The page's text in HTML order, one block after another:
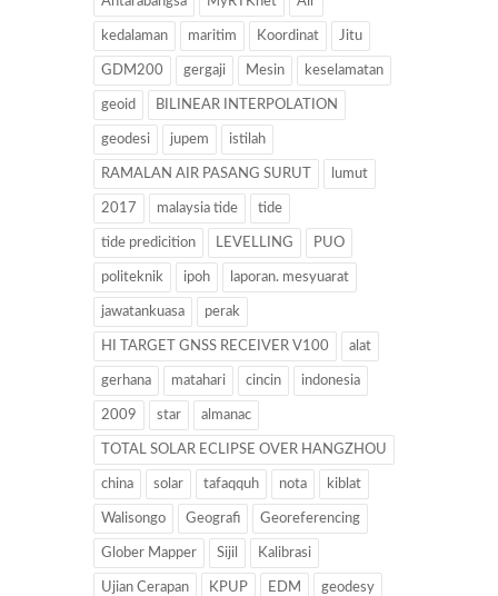
kedalaman maritim Koordinat Jitu
GDM200 gergaji Mesin keselamatan
geoid BILINEAR INTERPOLATION
geodesi jupem istilah
RAMALAN AIR PASANG SURUT lumut
2017 malaysia tide tide
tide predicition LEVELLING PUO
politeknik ipoh laporan. mesyuarat
jawatankuasa perak
HI TARGET GNSS RECEIVER V100 alat
gerhana matahari cincin indonesia
2009 star almanac
TOTAL SOLAR ECLIPSE OVER HANGZHOU
china solar tafaqquh nota kiblat
Walisongo Geografi Georeferencing
Glober Mapper Sijil Kalibrasi
Ujian Cerapan KPUP EDM geodesy